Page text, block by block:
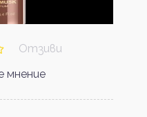
Отзиви
мнение